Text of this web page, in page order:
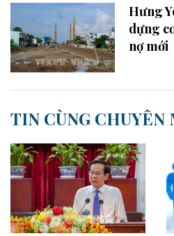
Hưng
dựng
nợ mới
TIN CÙNG CHUYÊN